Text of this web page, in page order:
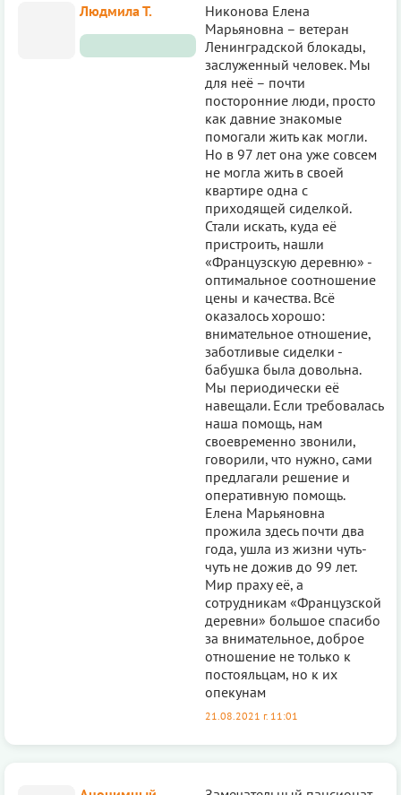
Людмила Т.
Никонова Елена
Марьяновна – ветеран
Ленинградской блокады,
заслуженный человек. Мы
для неё – почти
посторонние люди, просто
как давние знакомые
помогали жить как могли.
Но в 97 лет она уже совсем
не могла жить в своей
квартире одна с
приходящей сиделкой.
Стали искать, куда её
пристроить, нашли
«Французскую деревню» -
оптимальное соотношение
цены и качества. Всё
оказалось хорошо:
внимательное отношение,
заботливые сиделки -
бабушка была довольна.
Мы периодически её
навещали. Если требовалась
наша помощь, нам
своевременно звонили,
говорили, что нужно, сами
предлагали решение и
оперативную помощь.
Елена Марьяновна
прожила здесь почти два
года, ушла из жизни чуть-
чуть не дожив до 99 лет.
Мир праху её, а
сотрудникам «Французской
деревни» большое спасибо
за внимательное, доброе
отношение не только к
постояльцам, но к их
опекунам
21.08.2021 г. 11:01